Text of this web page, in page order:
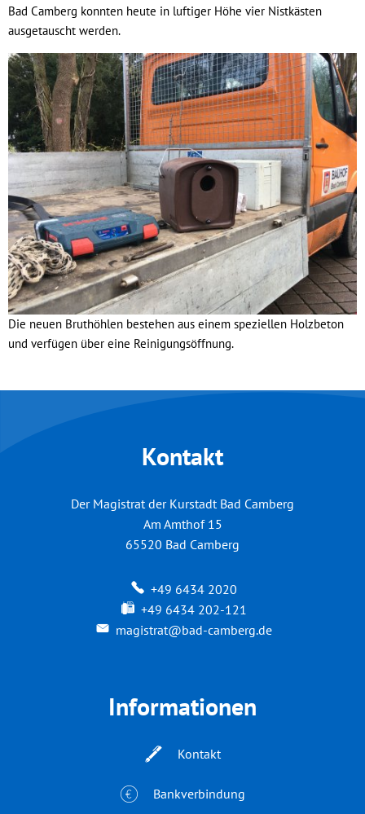
Bad Camberg konnten heute in luftiger Höhe vier Nistkästen
ausgetauscht werden.
Die neuen Bruthöhlen bestehen aus einem speziellen Holzbeton
und verfügen über eine Reinigungsöffnung.
Kontakt
Der Magistrat der Kurstadt Bad Camberg
Am Amthof 15
65520 Bad Camberg
+49 6434 2020
+49 6434 202-121
magistrat@bad-camberg.de
Informationen
Kontakt
Bankverbindung